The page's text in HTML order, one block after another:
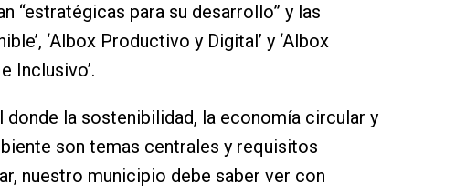
“estratégicas para su desarrollo” y las
‘Albox Productivo y Digital’ y ‘Albox
Inclusivo’.
donde la sostenibilidad, la economía circular y
son temas centrales y requisitos
nuestro municipio debe saber ver con